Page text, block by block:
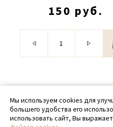
150 руб.
© 2020 -
+ 7 (918)
Мы используем cookies для
большего удобства его
использовать сайт, Вы